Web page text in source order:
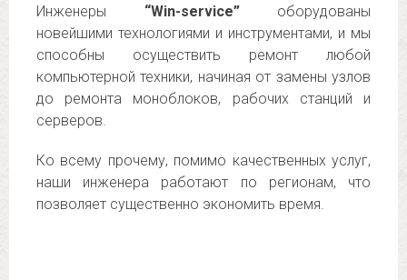
Инженеры “Win-service”оборудованы
новейшими технологиями и инструментами, и мы
способны осуществить ремонт любой
компьютерной техники, начиная от замены узлов
до ремонта моноблоков, рабочих станций и
серверов.
Ко всему прочему, помимо качественных услуг,
наши инженера работают по регионам, что
позволяет существенно экономить время.